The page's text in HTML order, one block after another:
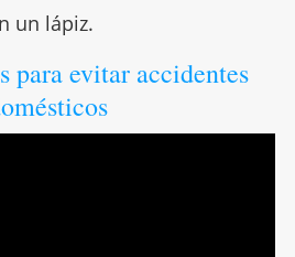
un lápiz.
para evitar accidentes